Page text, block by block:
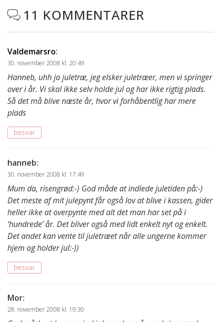
 11 KOMMENTARER
Valdemarsro:
30. november 2008 kl. 20:49
Hanneb, uhh ja juletræ, jeg elsker juletræer, men vi springer
over i år. Vi skal ikke selv holde jul og har ikke rigtig plads.
Så det må blive næste år, hvor vi forhåbentlig har mere
plads
besvar
hanneb:
30. november 2008 kl. 17:49
Mum da, risengrød:-) God måde at indlede juletiden på:-)
Det meste af mit julepynt får også lov at blive i kassen, gider
heller ikke at overpynte med alt det man har set på i
‘hundrede’ år. Det bliver også med lidt enkelt nyt og enkelt.
Det andet kan vente til juletræet når alle ungerne kommer
hjem og holder jul:-))
besvar
Mor:
28. november 2008 kl. 19:30